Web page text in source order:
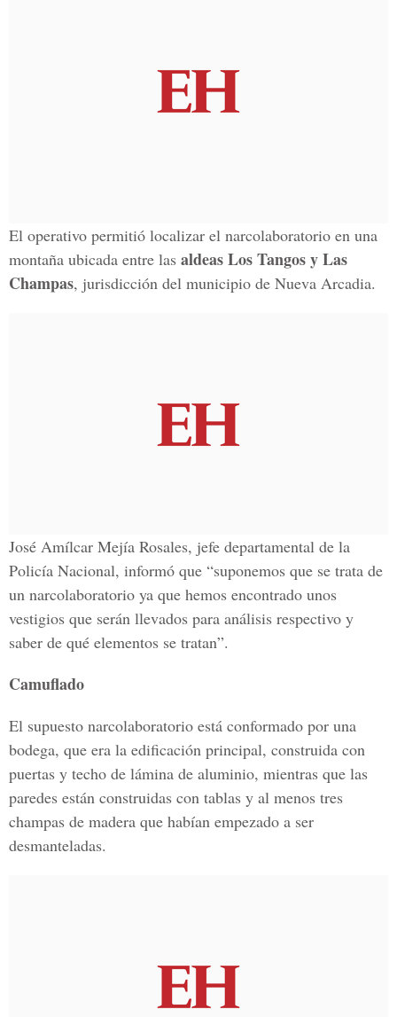
El operativo permitió localizar el narcolaboratorio en una
montaña ubicada entre las aldeas Los Tangos y Las
Champas, jurisdicción del municipio de Nueva Arcadia.
José Amílcar Mejía Rosales, jefe departamental de la
Policía Nacional, informó que “suponemos que se trata de
un narcolaboratorio ya que hemos encontrado unos
vestigios que serán llevados para análisis respectivo y
saber de qué elementos se tratan”.
Camuflado
El supuesto narcolaboratorio está conformado por una
bodega, que era la edificación principal, construida con
puertas y techo de lámina de aluminio, mientras que las
paredes están construidas con tablas y al menos tres
champas de madera que habían empezado a ser
desmanteladas.